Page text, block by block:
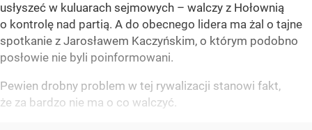
usłyszeć w kuluarach sejmowych – walczy z Hołownią
o kontrolę nad partią. A do obecnego lidera ma żal o tajne
spotkanie z Jarosławem Kaczyńskim, o którym podobno
posłowie nie byli poinformowani.
Pewien drobny problem w tej rywalizacji stanowi fakt,
że za bardzo nie ma o co walczyć.